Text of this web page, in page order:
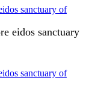
eidos sanctuary